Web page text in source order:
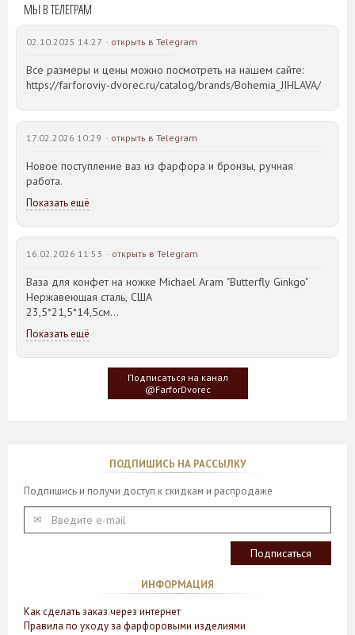
МЫ В ТЕЛЕГРАМ
02.10.2025 14:27 · открыть в Telegram
Все размеры и цены можно посмотреть на нашем сайте:
https://farforoviy-dvorec.ru/catalog/brands/Bohemia_JIHLAVA/
17.02.2026 10:29 · открыть в Telegram
Новое поступление ваз из фарфора и бронзы, ручная
работа.
Показать ещё
16.02.2026 11:53 · открыть в Telegram
Ваза для конфет на ножке Michael Aram "Butterfly Ginkgo"
Нержавеющая сталь, США
23,5*21,5*14,5см
Идея такого дизайна предметов сервировки стола пришла
создателю, когда он впервые увидел дерево Гинкго Билоба,
у которого растут двойные листья, напоминающие крылья
Показать ещё
Подписаться на канал
@FarforDvorec
ПОДПИШИСЬ НА РАССЫЛКУ
Подпишись и получи доступ к скидкам и распродаже
ИНФОРМАЦИЯ
Как сделать заказ через интернет
Правила по уходу за фарфоровыми изделиями